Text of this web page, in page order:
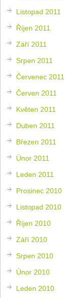
Listopad 2011
Říjen 2011
Září 2011
Srpen 2011
Červenec 2011
Červen 2011
Květen 2011
Duben 2011
Březen 2011
Únor 2011
Leden 2011
Prosinec 2010
Listopad 2010
Říjen 2010
Září 2010
Srpen 2010
Únor 2010
Leden 2010